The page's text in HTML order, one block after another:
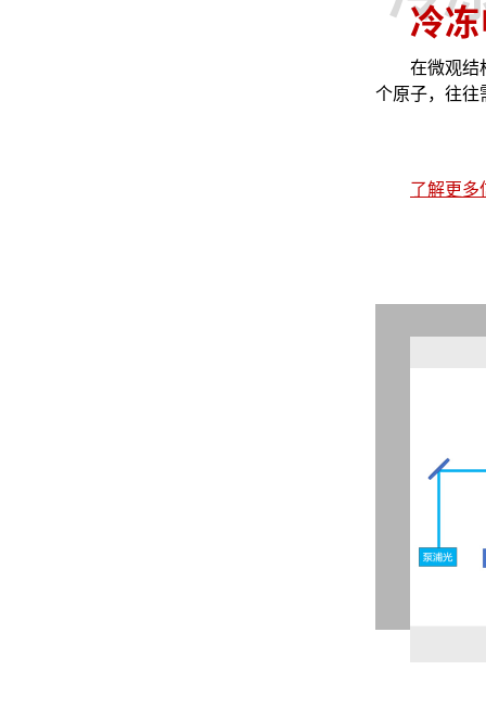
冷
在微观结
个原子，往
了解更